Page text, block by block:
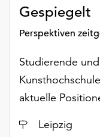
auch
ohne
Ihr
weiterhin
ausgeführt.
Möchten
die
Gespiegelt
Perspektiven
Studierende
aktuelle
Ort
Leipzig